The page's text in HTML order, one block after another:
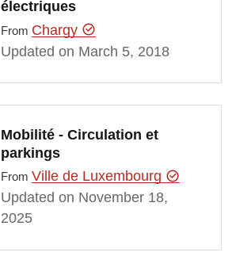
électriques
From Chargy
Updated on March 5, 2018
Mobilité - Circulation et
parkings
From Ville de Luxembourg
Updated on November 18,
2025